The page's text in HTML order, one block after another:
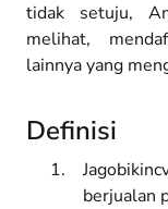
tidak setuju,
melihat,
lainnya yang
Definisi
berjualan